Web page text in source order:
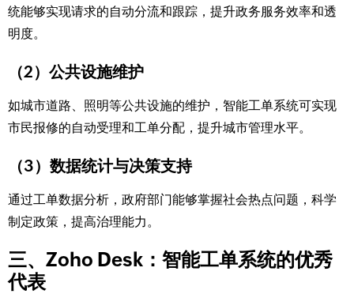
统能够实现请求的自动分流和跟踪，提升政务服务效率和透
明度。
（2）公共设施维护
如城市道路、照明等公共设施的维护，智能工单系统可实现
市民报修的自动受理和工单分配，提升城市管理水平。
（3）数据统计与决策支持
通过工单数据分析，政府部门能够掌握社会热点问题，科学
制定政策，提高治理能力。
三、Zoho Desk：智能工单系统的优秀
代表